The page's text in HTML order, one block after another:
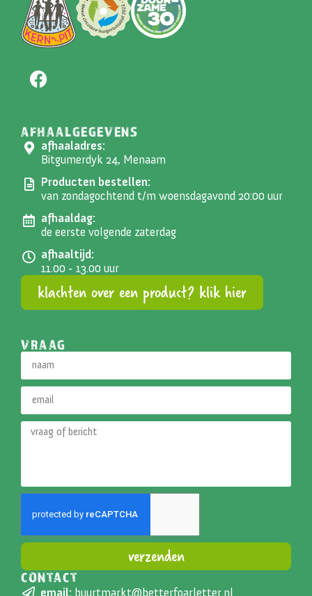
AFHAALGEGEVENS
afhaaladres:
Bitgumerdyk 24, Menaam
Producten bestellen:
van zondagochtend t/m woensdagavond 20:00 uur
afhaaldag:
de eerste volgende zaterdag
afhaaltijd:
11.00 - 13.00 uur
klachten over een product? klik hier
VRAAG
verzenden
Alternative:
CONTACT
email: buurtmarkt@betterfoarletter.nl